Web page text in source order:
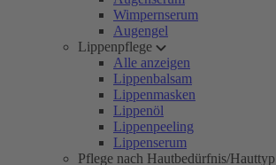
Wimpernserum
Augengel
Lippenpflege
Alle anzeigen
Lippenbalsam
Lippenmasken
Lippenöl
Lippenpeeling
Lippenserum
Pflege nach Hautbedürfnis/Hauttyp